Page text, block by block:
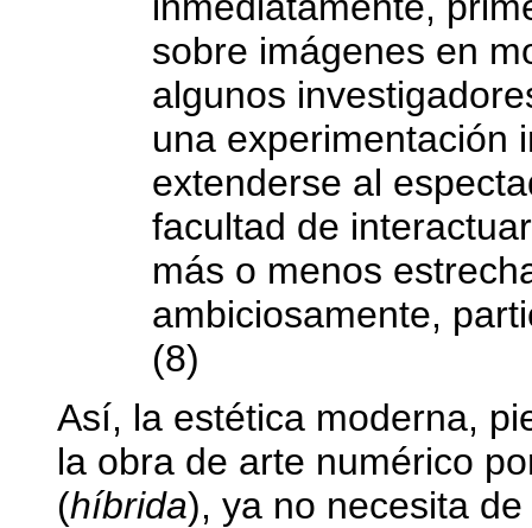
sobre imágenes en
algunos
una experimentación
extenderse al
facultad de
más o menos
ambiciosamente,
(8)
Así, la estética moderna,
la obra de arte numérico
(híbrida), ya no necesita